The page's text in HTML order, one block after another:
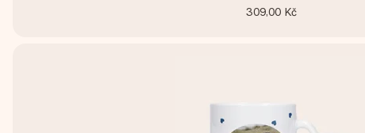
309,00 Kč